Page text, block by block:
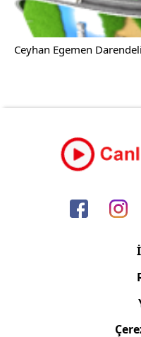
Ceyhan Egemen